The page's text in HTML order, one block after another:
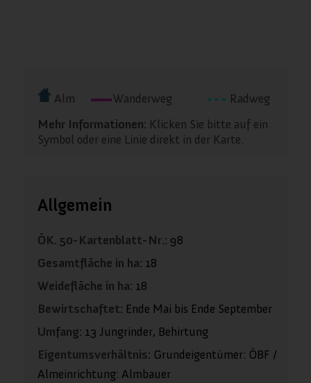
Wichtige Webseiten-Cookies
Andere externe Dienste
Datenschutz-Bestimmungen
Alm Wanderweg
Radweg
Mehr Informationen: Klicken Sie bitte auf ein
Symbol oder eine Linie direkt in der Karte.
Allgemein
ÖK. 50-Kartenblatt-Nr.: 98
Gesamtfläche in ha: 18
Weidefläche in ha: 18
Bewirtschaftet: Ende Mai bis Ende September
Umfang: 13 Jungrinder, Behirtung
Eigentumsverhältnis: Grundeigentümer: ÖBF /
Almeinrichtung: Almbauer